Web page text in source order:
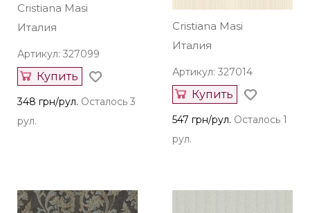
Cristiana Masi
Италия
Артикул: 327099
Купить
348 грн/рул. Осталось 3
рул.
Cristiana Masi
Италия
Артикул: 327014
Купить
547 грн/рул. Осталось 1
рул.